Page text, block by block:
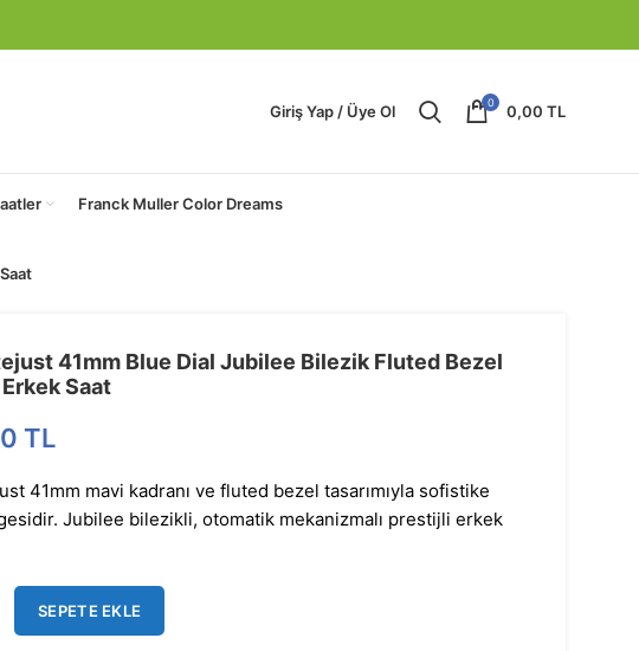
Giriş Yap / Üye Ol 0 0,00 TL
Franck Muller Color Dreams
41mm Blue Dial Jubilee Bilezik Fluted Bezel
Saat
TL
41mm mavi kadranı ve fluted bezel tasarımıyla sofistike
Jubilee bilezikli, otomatik mekanizmalı prestijli erkek
SEPETE EKLE